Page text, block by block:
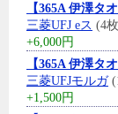
【365A 伊澤タオ
三菱UFJ eス (4
+6,000円
【365A 伊澤タオ
三菱UFJモルガ
+1,500円